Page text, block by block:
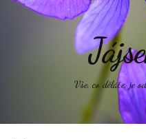
Vše, co děláte, je